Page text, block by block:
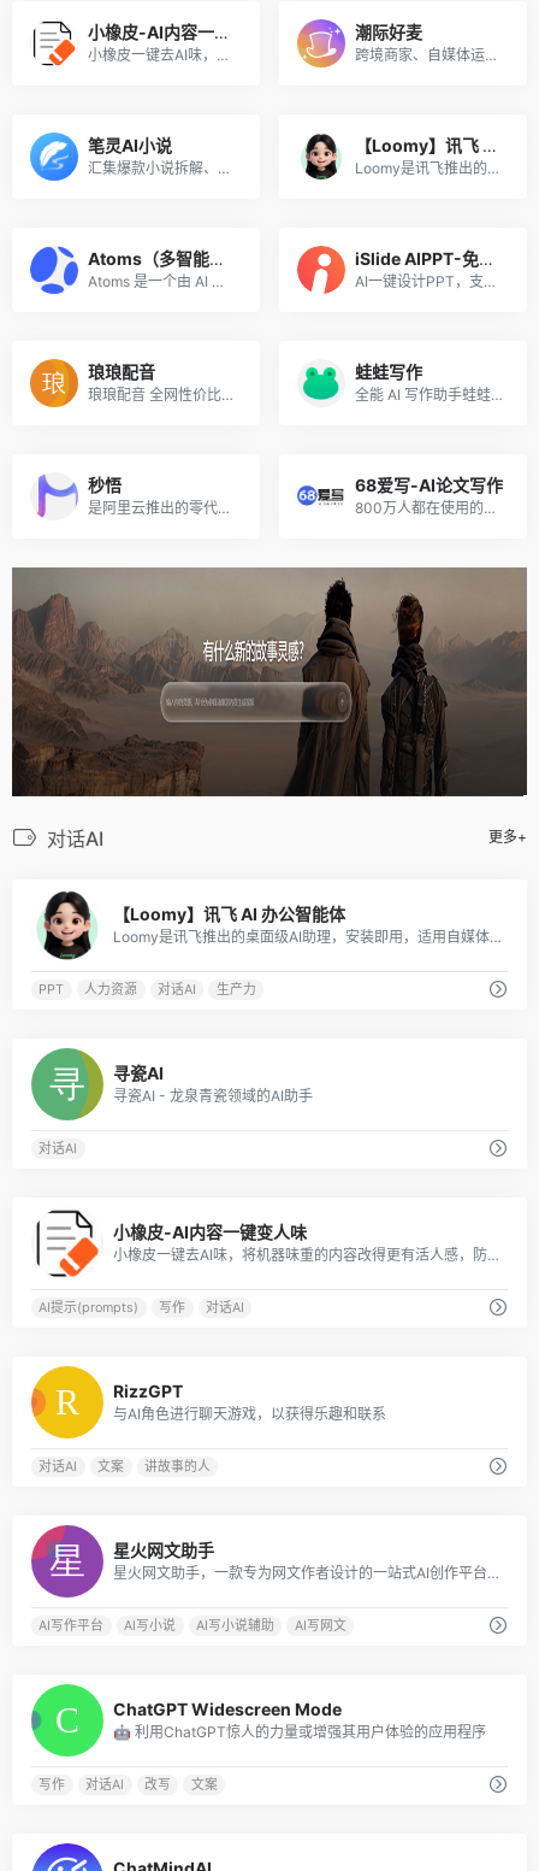
小橡皮-AI内容一键变人味
小橡皮一键去AI味，将机器味重的内容改得更有活人感，防止因为 AI 内容被平台打上 AI 标签，以及限流。发布前检测敏感表达与违禁词，减少内容违规和限流风险发布。
潮际好麦
跨境商家、自媒体运营专用，一键制作电商海报商品图，蓝海赛道极易获客~
笔灵AI小说
汇集爆款小说拆解、小说大纲一键生成、200+小说生成器、总结网文大神写作公式、精选小说资料库。
【Loomy】讯飞 AI 办公智能体
Loomy是讯飞推出的桌面级AI助理，安装即用，适用自媒体、办公、日程等场景，能学习你的工作习惯，越用越懂你。
Atoms（多智能体无代码开发平台）
Atoms 是一个由 AI 驱动的开...
iSlide AIPPT-免费体验
AI一键设计PPT，支持输入主题、导入文件、上传模板生成PPT。
琅琅配音
琅琅配音 全网性价比遥遥领先的配音平台
蛙蛙写作
全能 AI 写作助手蛙蛙写作，主推 AI写小说、写剧本 和 AI生成漫剧功能，让创作高效又省心。
秒悟
是阿里云推出的零代码AI应用创作平台，无需编程基础，仅靠自然语言描述需求，即可依托多模型协同，分钟级生成含前后端、数据库的完整网页与应用，自动调配云端资源并一键部署上线，适配个人建站、活动页面、简易后台搭建等多元场景，大幅降低应用开发门槛。
68爱写-AI论文写作
800万人都在使用的高质量原创AI论文写作平台，免费生成大纲，可无限改稿，包过查重！
对话AI 更多+
【Loomy】讯飞 AI 办公智能体
Loomy是讯飞推出的桌面级AI助理，安装即用，适用自媒体、办公、日程等场景，能学习你的工作习惯，越用越懂你。
PPT 人力资源 对话AI 生产力
寻瓷AI
寻瓷AI - 龙泉青瓷领域的AI助手
对话AI
小橡皮-AI内容一键变人味
小橡皮一键去AI味，将机器味重的内容改得更有活人感，防止因为 AI 内容被平台打上 AI 标签，以及限流。发布前检测敏感表达与违禁词，减少内容违规和限流风险发布。
AI提示(prompts) 写作 对话AI
RizzGPT
与AI角色进行聊天游戏，以获得乐趣和联系
对话AI 文案 讲故事的人
星火网文助手
星火网文助手，一款专为网文作者设计的一站式AI创作平台，您只需要简单输入写作需求，可以是您的灵感或想法，星火网文助手便能迅速生成高质量的小说内容，让您的创作更加高效。提供多个AI辅助写作功能，包括提炼热榜、AI智能拆书、卡文灵感启发、细节描写、润色、续写、扩写等服务，免费使用，简单便捷高效
AI写作平台 AI写小说 AI写小说辅助 AI写网文
ChatGPT Widescreen Mode
🤖 利用ChatGPT惊人的力量或增强其用户体验的应用程序
写作 对话AI 改写 文案